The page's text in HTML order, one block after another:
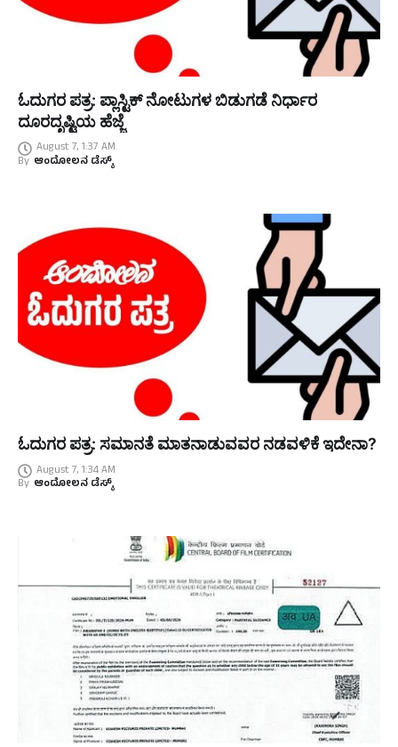
ಓದುಗರ ಪತ್ರ: ಪ್ಲಾಸ್ಟಿಕ್ ನೋಟುಗಳ ಬಿಡುಗಡೆ ನಿರ್ಧಾರ
ದೂರದೃಷ್ಟಿಯ ಹೆಜ್ಜೆ
August 7, 1:37 AM
By ಆಂದೋಲನ ಡೆಸ್ಕ್
ಓದುಗರ ಪತ್ರ: ಸಮಾನತೆ ಮಾತನಾಡುವವರ ನಡವಳಿಕೆ ಇದೇನಾ?
August 7, 1:34 AM
By ಆಂದೋಲನ ಡೆಸ್ಕ್